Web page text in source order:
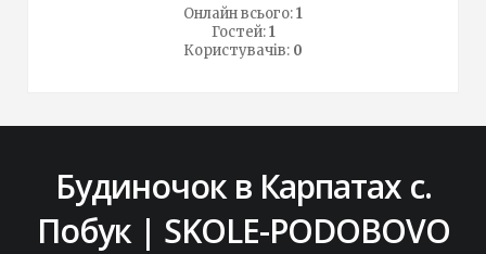
Онлайн всього:1
Гостей:1
Користувачів: 0
Будиночок в Карпатах с.
Побук | SKOLE-PODOBOVO